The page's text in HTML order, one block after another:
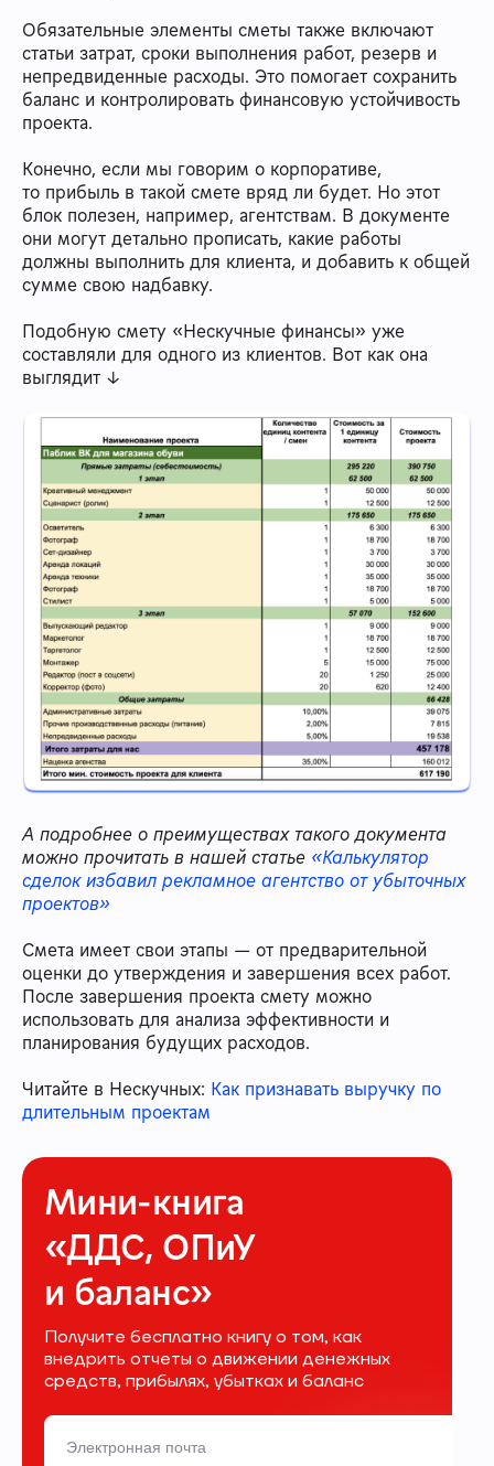
Обязательные элементы сметы также включают
статьи затрат, сроки выполнения работ, резерв и
непредвиденные расходы. Это помогает сохранить
баланс и контролировать финансовую устойчивость
проекта.
Конечно, если мы говорим о корпоративе,
то прибыль в такой смете вряд ли будет. Но этот
блок полезен, например, агентствам. В документе
они могут детально прописать, какие работы
должны выполнить для клиента, и добавить к общей
сумме свою надбавку.
Подобную смету «Нескучные финансы» уже
составляли для одного из клиентов. Вот как она
выглядит ↓
А подробнее о преимуществах такого документа
можно прочитать в нашей статье «Калькулятор
сделок избавил рекламное агентство от убыточных
проектов»
Смета имеет свои этапы — от предварительной
оценки до утверждения и завершения всех работ.
После завершения проекта смету можно
использовать для анализа эффективности и
планирования будущих расходов.
Читайте в Нескучных: Как признавать выручку по
длительным проектам
Мини-книга
«ДДС, ОПиУ
и баланс»
Получите бесплатно книгу о том, как
внедрить отчеты о движении денежных
средств, прибылях, убытках и баланс